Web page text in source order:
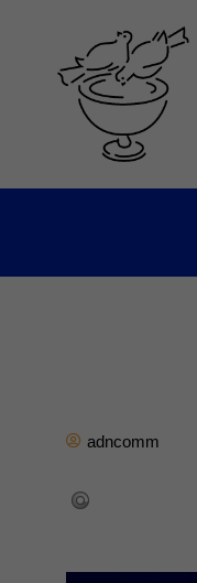
contenu
adncomm